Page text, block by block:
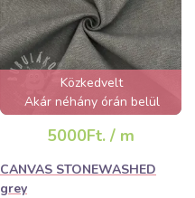
Közkedvelt
Akár néhány órán belül
elfogyhat!
5000Ft. / m
CANVAS STONEWASHED
grey